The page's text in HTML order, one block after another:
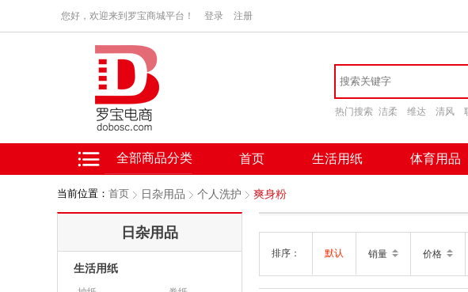
您好，欢迎来到罗宝商城平台！ 登录 注册
热门搜索 洁柔 维达 清风
全部商品分类 首页 生活用纸 体育用品
当前位置： 首页 日杂用品 个人洗护 爽身粉
日杂用品
生活用纸
排序： 默认 销量 价格